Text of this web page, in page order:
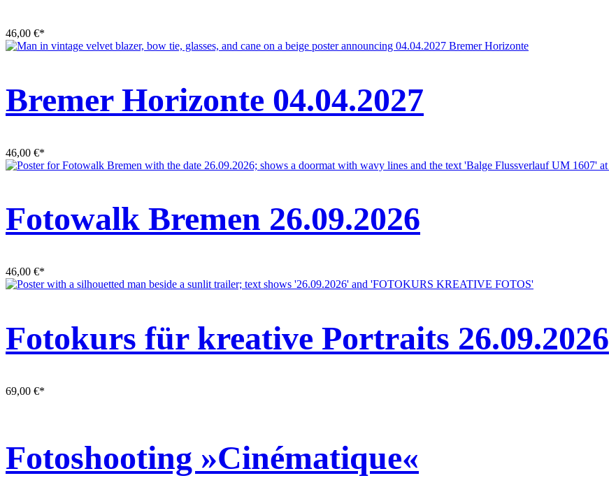
46,00 €*
Bremer Horizonte 04.04.2027
46,00 €*
Fotowalk Bremen 26.09.2026
46,00 €*
Fotokurs für kreative Portraits 26.09.2026
69,00 €*
Fotoshooting »Cinématique«